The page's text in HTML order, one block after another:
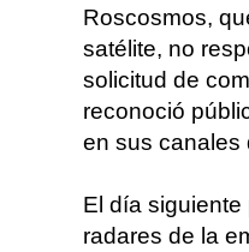
Roscosmos,
satélite, no
solicitud de
reconoció
en sus canales
El día siguiente
radares de la